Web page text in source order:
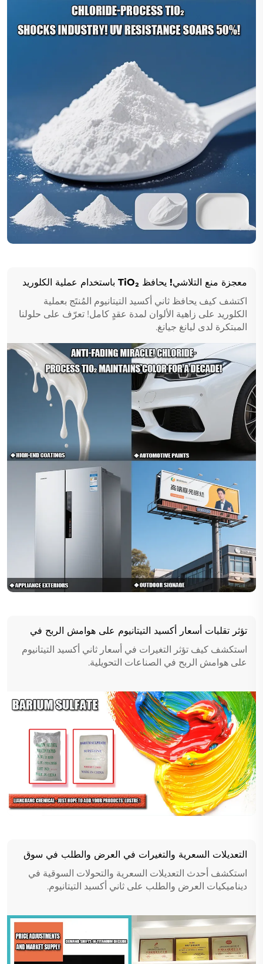
معجزة منع التلاشي! يحافظ TiO₂ باستخدام عملية الكلوريد
على اللون لمدة عقد!
اكتشف كيف يحافظ ثاني أكسيد التيتانيوم المُنتَج بعملية
الكلوريد على زاهية الألوان لمدة عقدٍ كامل! تعرّف على حلولنا
المبتكرة لدى ليانغ جيانغ.
تؤثر تقلبات أسعار أكسيد التيتانيوم على هوامش الربح في
الصناعات المتدفقة
استكشف كيف تؤثر التغيرات في أسعار ثاني أكسيد التيتانيوم
على هوامش الربح في الصناعات التحويلية.
التعديلات السعرية والتغيرات في العرض والطلب في سوق
أكسيد التيتانيوم
استكشف أحدث التعديلات السعرية والتحولات السوقية في
ديناميكيات العرض والطلب على ثاني أكسيد التيتانيوم.